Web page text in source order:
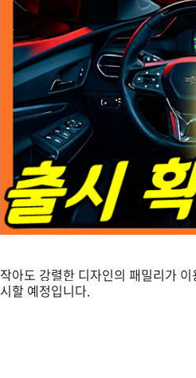
작아도 강렬한 디자인의 패밀리가
시할 예정입니다.